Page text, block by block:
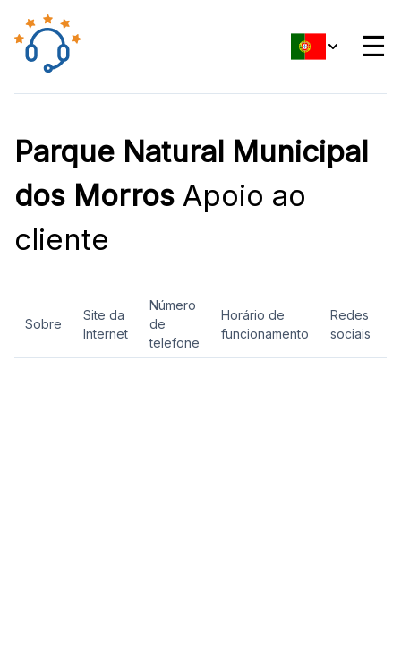
☰
Parque Natural Municipal
dos Morros Apoio ao
cliente
Sobre
Site da
Internet
Número
de
telefone
Horário de
funcionamento
Redes
sociais